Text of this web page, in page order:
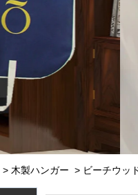
> 木製ハンガー > ビーチウッ